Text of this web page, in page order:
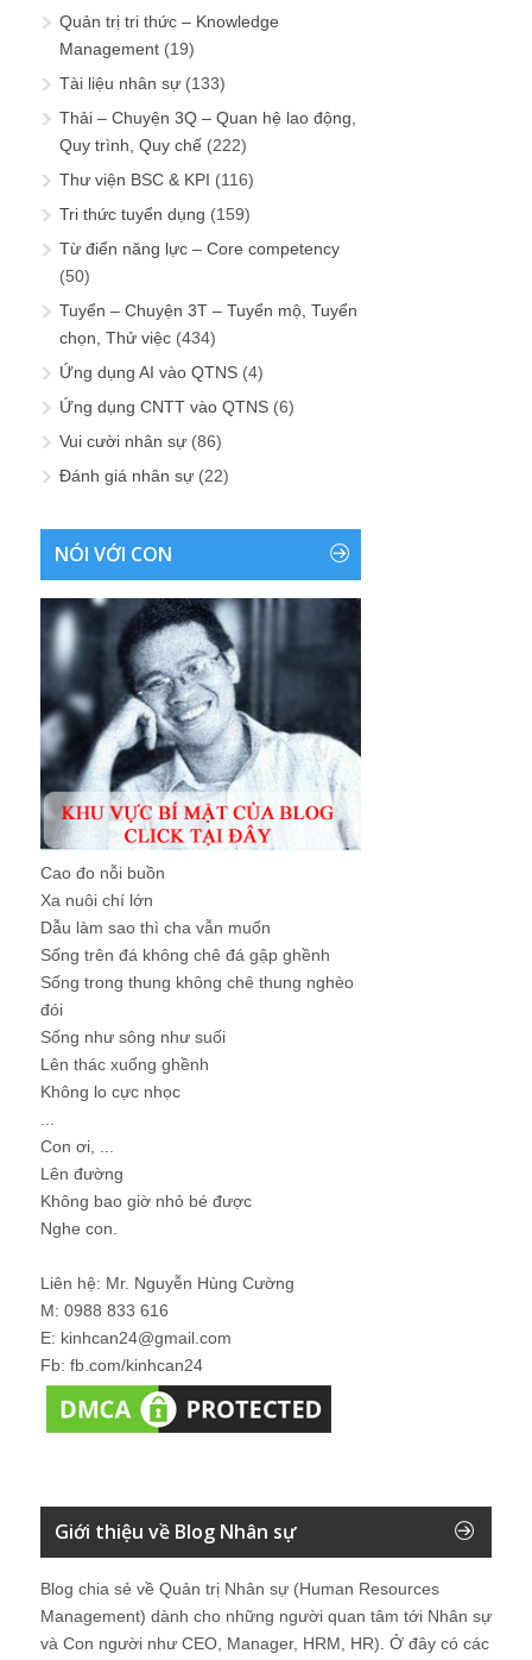
Quản trị tri thức – Knowledge
Management (19)
Tài liệu nhân sự (133)
Thải – Chuyện 3Q – Quan hệ lao động,
Quy trình, Quy chế (222)
Thư viện BSC & KPI (116)
Tri thức tuyển dụng (159)
Từ điển năng lực – Core competency
(50)
Tuyển – Chuyện 3T – Tuyển mộ, Tuyển
chọn, Thử việc (434)
Ứng dụng AI vào QTNS (4)
Ứng dụng CNTT vào QTNS (6)
Vui cười nhân sự (86)
Đánh giá nhân sự (22)
NÓI VỚI CON
Cao đo nỗi buồn
Xa nuôi chí lớn
Dẫu làm sao thì cha vẫn muốn
Sống trên đá không chê đá gập ghềnh
Sống trong thung không chê thung nghèo
đói
Sống như sông như suối
Lên thác xuống ghềnh
Không lo cực nhọc
...
Con ơi, ...
Lên đường
Không bao giờ nhỏ bé được
Nghe con.
Liên hệ: Mr. Nguyễn Hùng Cường
M: 0988 833 616
E: kinhcan24@gmail.com
Fb: fb.com/kinhcan24
Giới thiệu về Blog Nhân sự
Blog chia sẻ về Quản trị Nhân sự (Human Resources
Management) dành cho những người quan tâm tới Nhân sự
và Con người như CEO, Manager, HRM, HR). Ở đây có các